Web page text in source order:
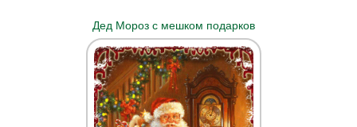
Дед Мороз с мешком подарков